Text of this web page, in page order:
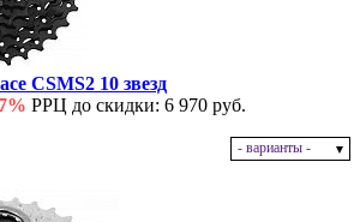
CSMS2 10 звезд
РРЦ до скидки: 6 970 руб.
- варианты -